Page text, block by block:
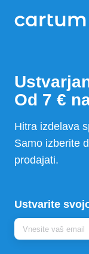
Hitra izdelava
Samo izberite
prodajati.
Ustvarite